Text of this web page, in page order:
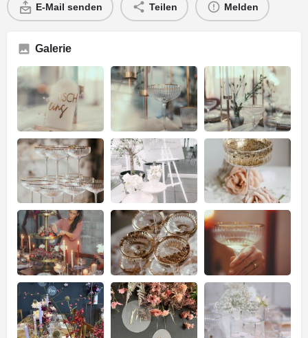
E-Mail senden Teilen Melden
Galerie